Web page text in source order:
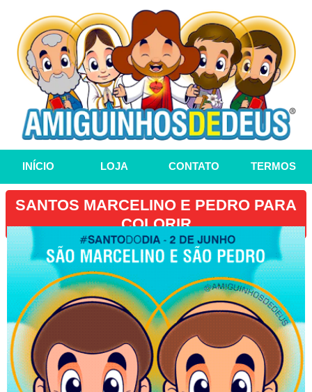
INÍCIO LOJA CONTATO TERMOS
SANTOS MARCELINO E PEDRO PARA
COLORIR